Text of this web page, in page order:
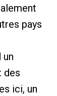
pays
un
des
ici, un